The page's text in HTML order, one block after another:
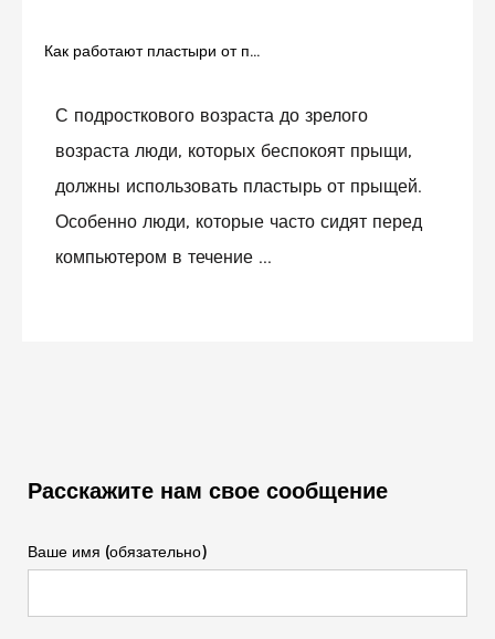
Как работают пластыри от прыщей
С подросткового возраста до зрелого
возраста люди, которых беспокоят прыщи,
должны использовать пластырь от прыщей.
Особенно люди, которые часто сидят перед
компьютером в течение ...
Расскажите нам свое сообщение
Ваше имя (обязательно)